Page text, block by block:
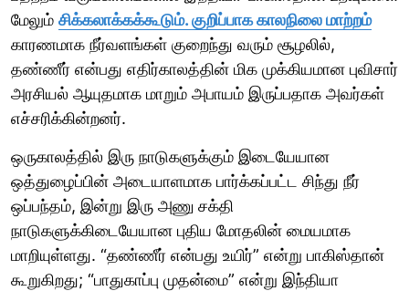
மேலும் சிக்கலாக்கக்கூடும். குறிப்பாக காலநிலை மாற்றம்
காரணமாக நீர்வளங்கள் குறைந்து வரும் சூழலில்,
தண்ணீர் என்பது எதிர்காலத்தின் மிக முக்கியமான புவிசார்
அரசியல் ஆயுதமாக மாறும் அபாயம் இருப்பதாக அவர்கள்
எச்சரிக்கின்றனர்.
ஒருகாலத்தில் இரு நாடுகளுக்கும் இடையேயான
ஒத்துழைப்பின் அடையாளமாக பார்க்கப்பட்ட சிந்து நீர்
ஒப்பந்தம், இன்று இரு அணு சக்தி
நாடுகளுக்கிடையேயான புதிய மோதலின் மையமாக
மாறியுள்ளது. “தண்ணீர் என்பது உயிர்” என்று பாகிஸ்தான்
கூறுகிறது; “பாதுகாப்பு முதன்மை” என்று இந்தியா